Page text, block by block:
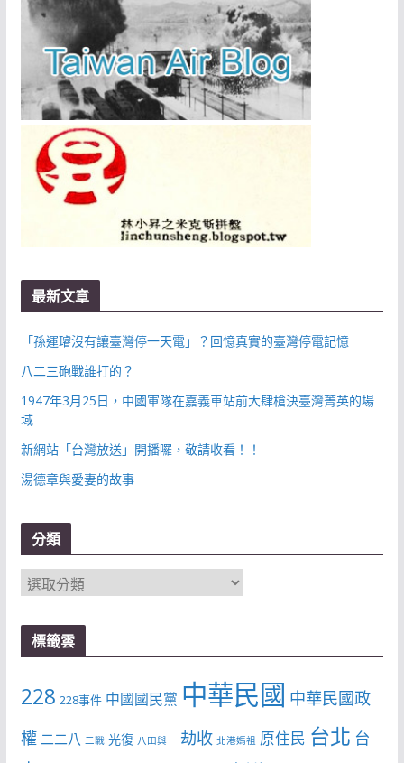
最新文章
「孫運璿沒有讓臺灣停一天電」？回憶真實的臺灣停電記憶
八二三砲戰誰打的？
1947年3月25日，中國軍隊在嘉義車站前大肆槍決臺灣菁英的場
域
新網站「台灣放送」開播囉，敬請收看！！
湯德章與愛妻的故事
分類
分
類
標籤雲
228 228事件 中國國民黨 中華民國 中華民國政
權 二二八 二戰 光復 八田與一 劫收 北港媽祖 原住民 台北 台